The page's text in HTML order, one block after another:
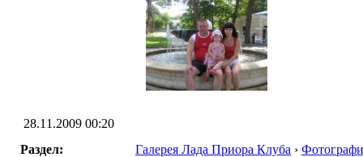
28.11.2009 00:20
Раздел:
Галерея Лада Приора Клуба ›